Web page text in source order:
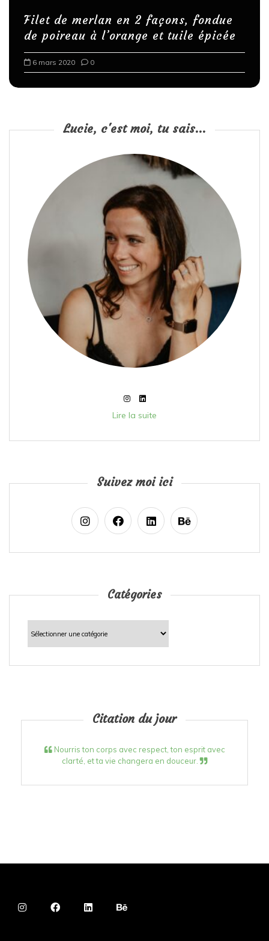
Filet de merlan en 2 façons, fondue
de poireau à l’orange et tuile épicée
6 mars 2020 0
Lucie, c'est moi, tu sais...
Lire la suite
Suivez moi ici
Catégories
Catégories
Citation du jour
Nourris ton corps avec respect, ton esprit avec
clarté, et ta vie changera en douceur.